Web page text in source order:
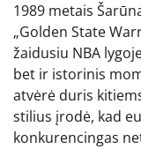
1989 metais
„Golden State
žaidusiu NBA
bet ir istorinis
atvėrė duris
stilius įrodė, kad
konkurencingas